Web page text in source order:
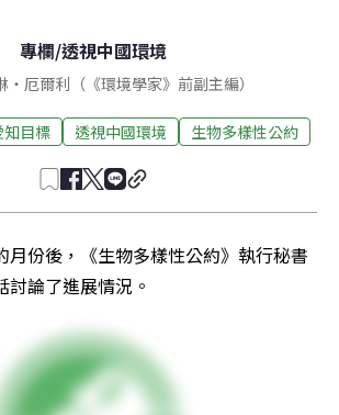
專欄/透視中國環境
・厄爾利（《環境學家》前副主編）
知目標 透視中國環境 生物多樣性公約
月份後，《生物多樣性公約》執行秘書
論了進展情況。